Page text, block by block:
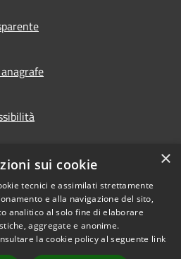
Copyright © 2026 • Comune di
×
sui cookie
tecnici e assimilati strettamente
e alla navigazione del sito,
analitico al solo fine di elaborare
aggregate e anonime.
la cookie policy al seguente link